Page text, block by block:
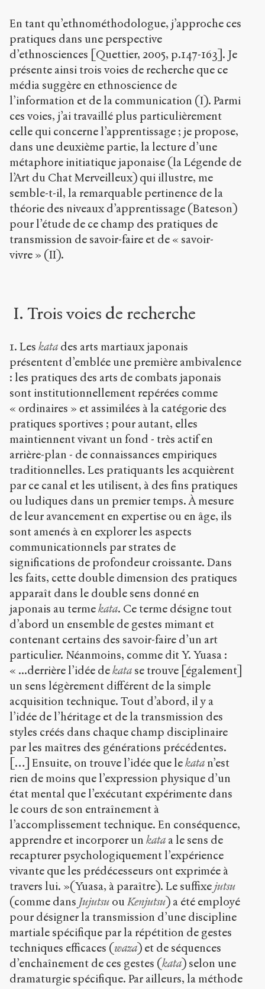
version
PDF
En tant qu’ethnométhodologue, j’approche ces
pratiques dans une perspective
d’ethnosciences [Quettier, 2005, p.147-163]. Je
présente ainsi trois voies de recherche que ce
média suggère en ethnoscience de
l’information et de la communication (I). Parmi
ces voies, j’ai travaillé plus particulièrement
celle qui concerne l’apprentissage ; je propose,
dans une deuxième partie, la lecture d’une
métaphore initiatique japonaise (la Légende de
l’Art du Chat Merveilleux) qui illustre, me
semble-t-il, la remarquable pertinence de la
théorie des niveaux d’apprentissage (Bateson)
pour l’étude de ce champ des pratiques de
transmission de savoir-faire et de « savoir-
vivre » (II).
I. Trois voies de recherche
1. Les kata des arts martiaux japonais
présentent d’emblée une première ambivalence
: les pratiques des arts de combats japonais
sont institutionnellement repérées comme
« ordinaires » et assimilées à la catégorie des
pratiques sportives ; pour autant, elles
maintiennent vivant un fond - très actif en
arrière-plan - de connaissances empiriques
traditionnelles. Les pratiquants les acquièrent
par ce canal et les utilisent, à des fins pratiques
ou ludiques dans un premier temps. À mesure
de leur avancement en expertise ou en âge, ils
sont amenés à en explorer les aspects
communicationnels par strates de
significations de profondeur croissante. Dans
les faits, cette double dimension des pratiques
apparaît dans le double sens donné en
japonais au termekata. Ce terme désigne tout
d’abord un ensemble de gestes mimant et
contenant certains des savoir-faire d’un art
particulier. Néanmoins, comme dit Y. Yuasa :
« ...derrière l’idée dekata se trouve [également]
un sens légèrement différent de la simple
acquisition technique. Tout d’abord, il y a
l’idée de l’héritage et de la transmission des
styles créés dans chaque champ disciplinaire
par les maîtres des générations précédentes.
[…] Ensuite, on trouve l’idée que lekatan’est
rien de moins que l’expression physique d’un
état mental que l’exécutant expérimente dans
le cours de son entraînement à
l’accomplissement technique. En conséquence,
apprendre et incorporer un kata a le sens de
recapturer psychologiquement l’expérience
vivante que les prédécesseurs ont exprimée à
travers lui. »(Yuasa, à paraître). Le suffixe jutsu
(comme dans Jujutsu ou Kenjutsu) a été employé
pour désigner la transmission d’une discipline
martiale spécifique par la répétition de gestes
techniques efficaces (waza) et de séquences
d’enchaînement de ces gestes (kata) selon une
dramaturgie spécifique. Par ailleurs, la méthode